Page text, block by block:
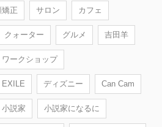
正 サロン カフェ
クォーター グルメ 吉田羊
ワークショップ
EXILE ディズニー Can Cam
小説家 小説家になるに